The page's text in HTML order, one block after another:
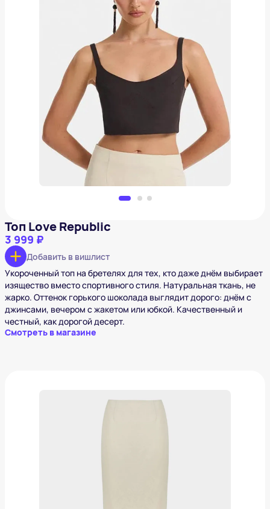
Топ Love Republic
Добавить в вишлист
Топ Love Republic
3 999 ₽
Добавить в вишлист
Укороченный топ на бретелях для тех, кто даже днём выбирает
изящество вместо спортивного стиля. Натуральная ткань, не
жарко. Оттенок горького шоколада выглядит дорого: днём с
джинсами, вечером с жакетом или юбкой. Качественный и
честный, как дорогой десерт.
Смотреть в магазине